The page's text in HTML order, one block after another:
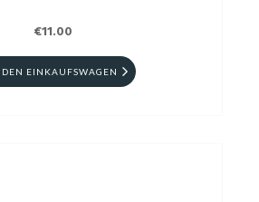
€11.00
EINKAUFSWAGEN